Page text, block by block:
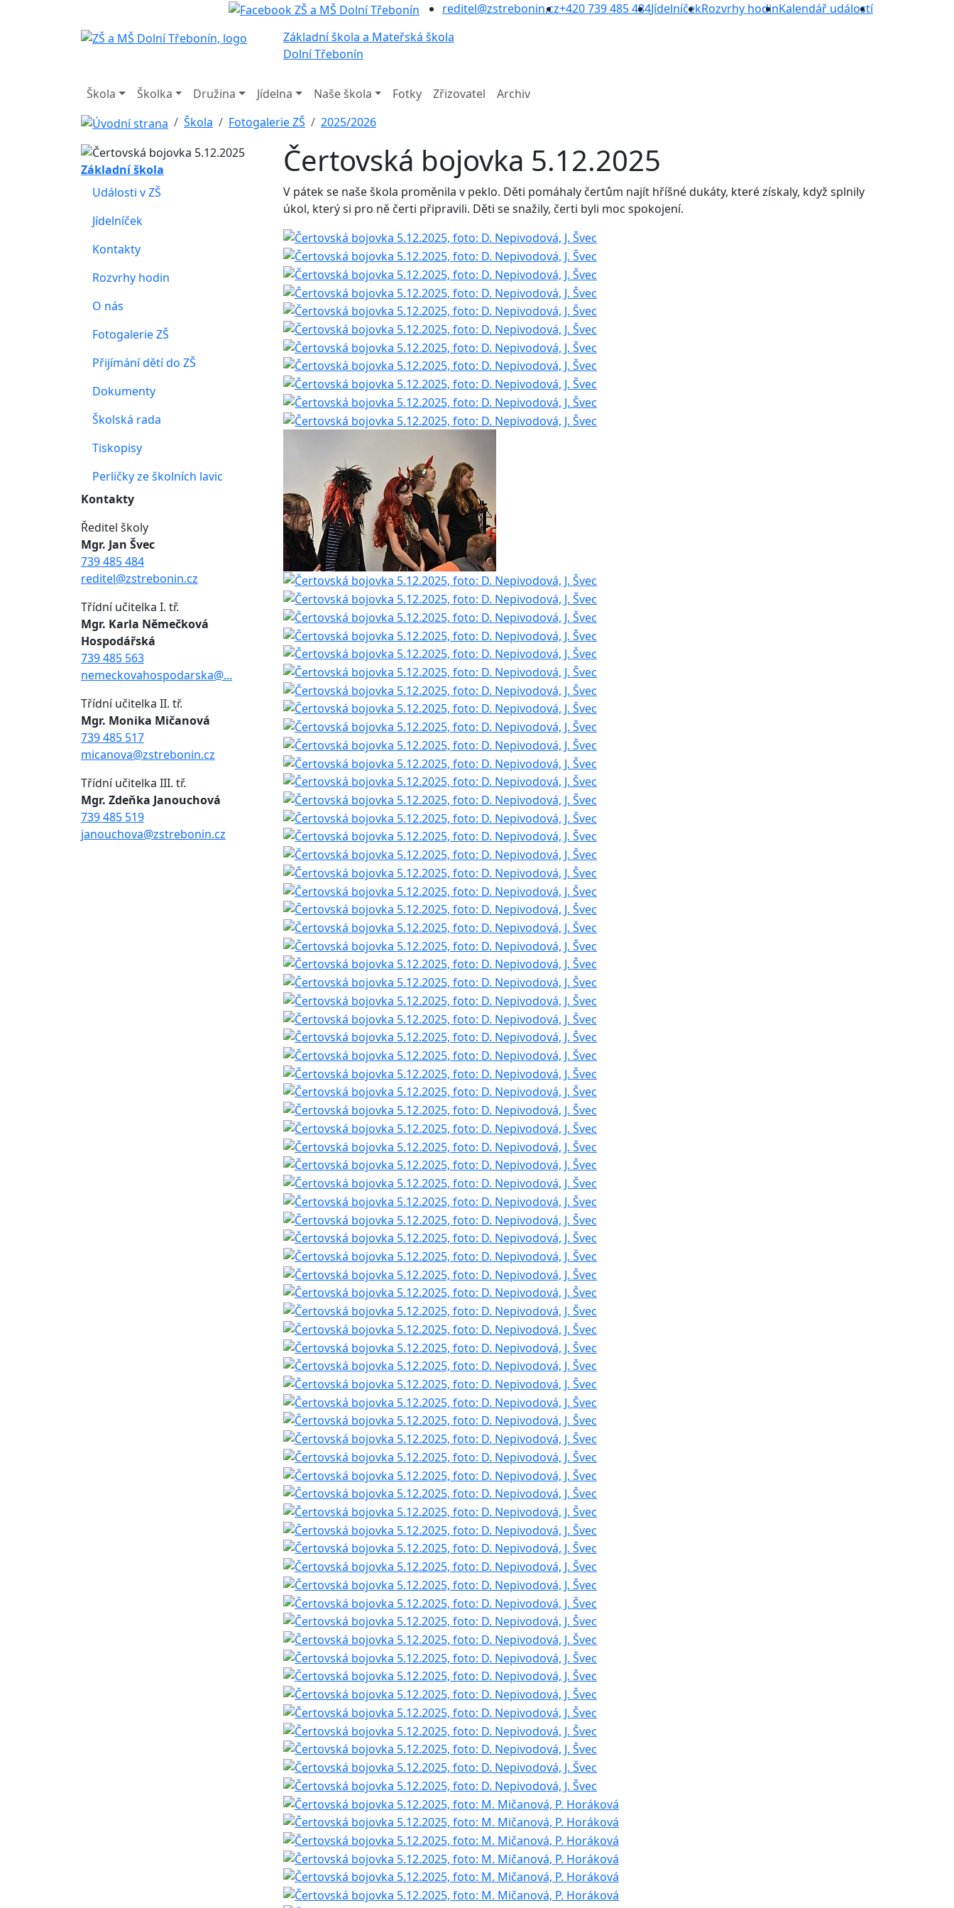
reditel@zstrebonin.cz+420 739 485 484JídelníčekRozvrhy hodinKalendář událostí
Základní škola a Mateřská škola
Dolní Třebonín
Škola Školka Družina Jídelna Naše škola Fotky Zřizovatel
Archiv
Škola
Fotogalerie ZŠ 2025/2026
Čertovská bojovka 5.12.2025
V pátek se naše škola proměnila v peklo. Děti pomáhaly čertům najít hříšné dukáty, které získaly, když splnily
úkol, který si pro ně čerti připravili. Děti se snažily, čerti byli moc spokojení.
Základní škola
Události v ZŠ
Jídelníček
Kontakty
Rozvrhy hodin
O nás
Fotogalerie ZŠ
Přijímání dětí do ZŠ
Dokumenty
Školská rada
Tiskopisy
Perličky ze školních lavic
Kontakty
Ředitel školy
Mgr. Jan Švec
739 485 484
reditel@zstrebonin.cz
Třídní učitelka I. tř.
Mgr. Karla Němečková
Hospodářská
739 485 563
nemeckovahospodarska@...
Třídní učitelka II. tř.
Mgr. Monika Mičanová
739 485 517
micanova@zstrebonin.cz
Třídní učitelka III. tř.
Mgr. Zdeňka Janouchová
739 485 519
janouchova@zstrebonin.cz